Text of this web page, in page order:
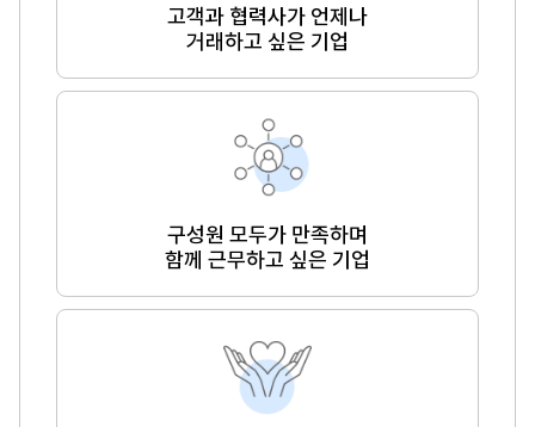
고객과 협력사가 언제나
거래하고 싶은 기업
구성원 모두가 만족하며
함께 근무하고 싶은 기업